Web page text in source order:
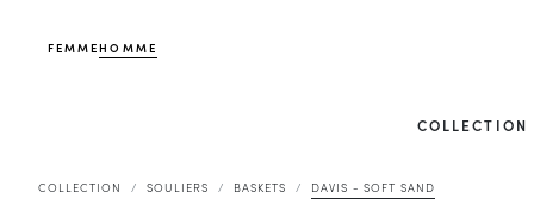
FEMMEHOMME
COLLECTION
COLLECTION SOULIERS BASKETS DAVIS - SOFT SAND